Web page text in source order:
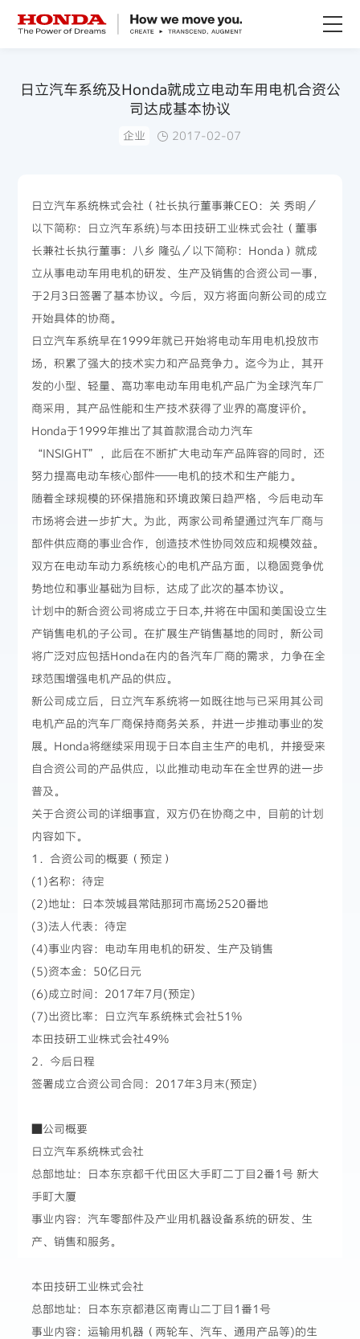
技术创新
赛事运动
新闻资讯
日立汽车系统及Honda就成立电动车用电机合资公
司达成基本协议
企业 2017-02-07
日立汽车系统株式会社（社长执行董事兼CEO：关 秀明／
以下简称：日立汽车系统)与本田技研工业株式会社（董事
长兼社长执行董事：八乡 隆弘／以下简称：Honda）就成
立从事电动车用电机的研发、生产及销售的合资公司一事，
于2月3日签署了基本协议。今后，双方将面向新公司的成立
开始具体的协商。
日立汽车系统早在1999年就已开始将电动车用电机投放市
场，积累了强大的技术实力和产品竞争力。迄今为止，其开
发的小型、轻量、高功率电动车用电机产品广为全球汽车厂
商采用，其产品性能和生产技术获得了业界的高度评价。
Honda于1999年推出了其首款混合动力汽车
“INSIGHT”，此后在不断扩大电动车产品阵容的同时，还
努力提高电动车核心部件——电机的技术和生产能力。
随着全球规模的环保措施和环境政策日趋严格，今后电动车
市场将会进一步扩大。为此，两家公司希望通过汽车厂商与
部件供应商的事业合作，创造技术性协同效应和规模效益。
双方在电动车动力系统核心的电机产品方面，以稳固竞争优
势地位和事业基础为目标，达成了此次的基本协议。
计划中的新合资公司将成立于日本,并将在中国和美国设立生
产销售电机的子公司。在扩展生产销售基地的同时，新公司
将广泛对应包括Honda在内的各汽车厂商的需求，力争在全
球范围增强电机产品的供应。
新公司成立后，日立汽车系统将一如既往地与已采用其公司
电机产品的汽车厂商保持商务关系，并进一步推动事业的发
展。Honda将继续采用现于日本自主生产的电机，并接受来
自合资公司的产品供应，以此推动电动车在全世界的进一步
普及。
关于合资公司的详细事宜，双方仍在协商之中，目前的计划
内容如下。
1．合资公司的概要（预定）
(1)名称：待定
(2)地址：日本茨城县常陆那珂市高场2520番地
(3)法人代表：待定
(4)事业内容：电动车用电机的研发、生产及销售
(5)资本金：50亿日元
(6)成立时间：2017年7月(预定)
(7)出资比率：日立汽车系统株式会社51%
本田技研工业株式会社49%
2．今后日程
签署成立合资公司合同：2017年3月末(预定)
■公司概要
日立汽车系统株式会社
总部地址：日本东京都千代田区大手町二丁目2番1号 新大
手町大厦
事业内容：汽车零部件及产业用机器设备系统的研发、生
产、销售和服务。
本田技研工业株式会社
总部地址：日本东京都港区南青山二丁目1番1号
事业内容：运输用机器（两轮车、汽车、通用产品等)的生